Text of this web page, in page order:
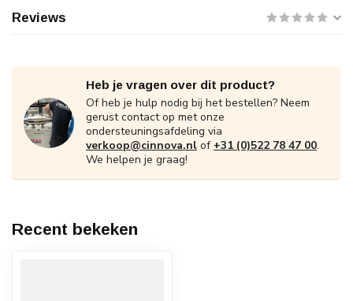
Reviews
Heb je vragen over dit product?
Of heb je hulp nodig bij het bestellen? Neem
gerust contact op met onze
ondersteuningsafdeling via
verkoop@cinnova.nl of +31 (0)522 78 47 00.
We helpen je graag!
Recent bekeken